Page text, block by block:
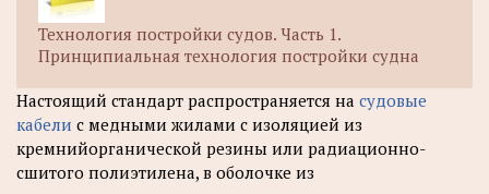
Технология постройки судов. Часть 1.
Принципиальная технология постройки судна
Настоящий стандарт распространяется на судовые
кабели с медными жилами с изоляцией из
кремнийорганической резины или радиационно-
сшитого полиэтилена, в оболочке из